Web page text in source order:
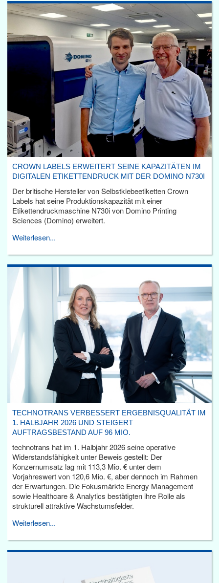
CROWN LABELS ERWEITERT SEINE KAPAZITÄTEN IM
DIGITALEN ETIKETTENDRUCK MIT DER DOMINO N730I
Der britische Hersteller von Selbstklebeetiketten Crown
Labels hat seine Produktionskapazität mit einer
Etikettendruckmaschine N730i von Domino Printing
Sciences (Domino) erweitert.
Weiterlesen...
TECHNOTRANS VERBESSERT ERGEBNISQUALITÄT IM
1. HALBJAHR 2026 UND STEIGERT
AUFTRAGSBESTAND AUF 96 MIO.
technotrans hat im 1. Halbjahr 2026 seine operative
Widerstandsfähigkeit unter Beweis gestellt: Der
Konzernumsatz lag mit 113,3 Mio. € unter dem
Vorjahreswert von 120,6 Mio. €, aber dennoch im Rahmen
der Erwartungen. Die Fokusmärkte Energy Management
sowie Healthcare & Analytics bestätigten ihre Rolle als
strukturell attraktive Wachstumsfelder.
Weiterlesen...